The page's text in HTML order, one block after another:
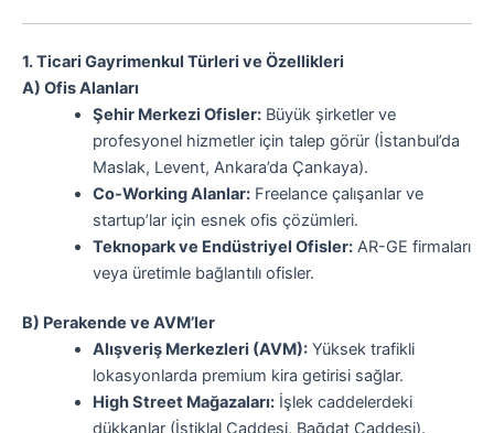
1. Ticari Gayrimenkul Türleri ve Özellikleri
A) Ofis Alanları
Şehir Merkezi Ofisler:Büyük şirketler ve
profesyonel hizmetler için talep görür (İstanbul’da
Maslak, Levent, Ankara’da Çankaya).
Co-Working Alanlar:Freelance çalışanlar ve
startup’lar için esnek ofis çözümleri.
Teknopark ve Endüstriyel Ofisler:AR-GE firmaları
veya üretimle bağlantılı ofisler.
B) Perakende ve AVM’ler
Alışveriş Merkezleri (AVM):Yüksek trafikli
lokasyonlarda premium kira getirisi sağlar.
High Street Mağazaları:İşlek caddelerdeki